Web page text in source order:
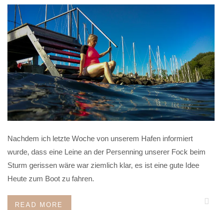
Nachdem ich letzte Woche von unserem Hafen informiert
wurde, dass eine Leine an der Persenning unserer Fock beim
Sturm gerissen wäre war ziemlich klar, es ist eine gute Idee
Heute zum Boot zu fahren.
READ MORE